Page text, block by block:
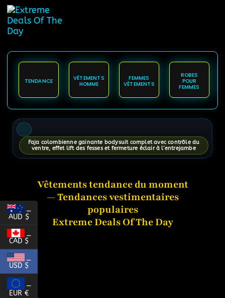
content
TENDANCE
VÊTEMENTS
HOMME
FEMMES
VÊTEMENTS
ROBES
POUR
FEMMES
Faja colombienne gainante bodysuit complet avec contrôle du
ventre, effet lift des fesses et fermeture éclair à l’entrejambe
Vêtements tendance du moment
— Tendances vestimentaires
populaires
Extreme Deals Of The Day
AUD $
CAD $
_
USD $
EUR €